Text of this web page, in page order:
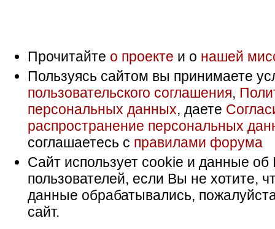
Прочитайте о проекте и о нашей
Пользуясь сайтом вы принимаете
пользовательского соглашения,
персональных данных, даете
распространение персональных
соглашаетесь с правилами форума
Сайт использует cookie и данные об
пользователей, если Вы не хотите,
данные обрабатывались,
сайт.